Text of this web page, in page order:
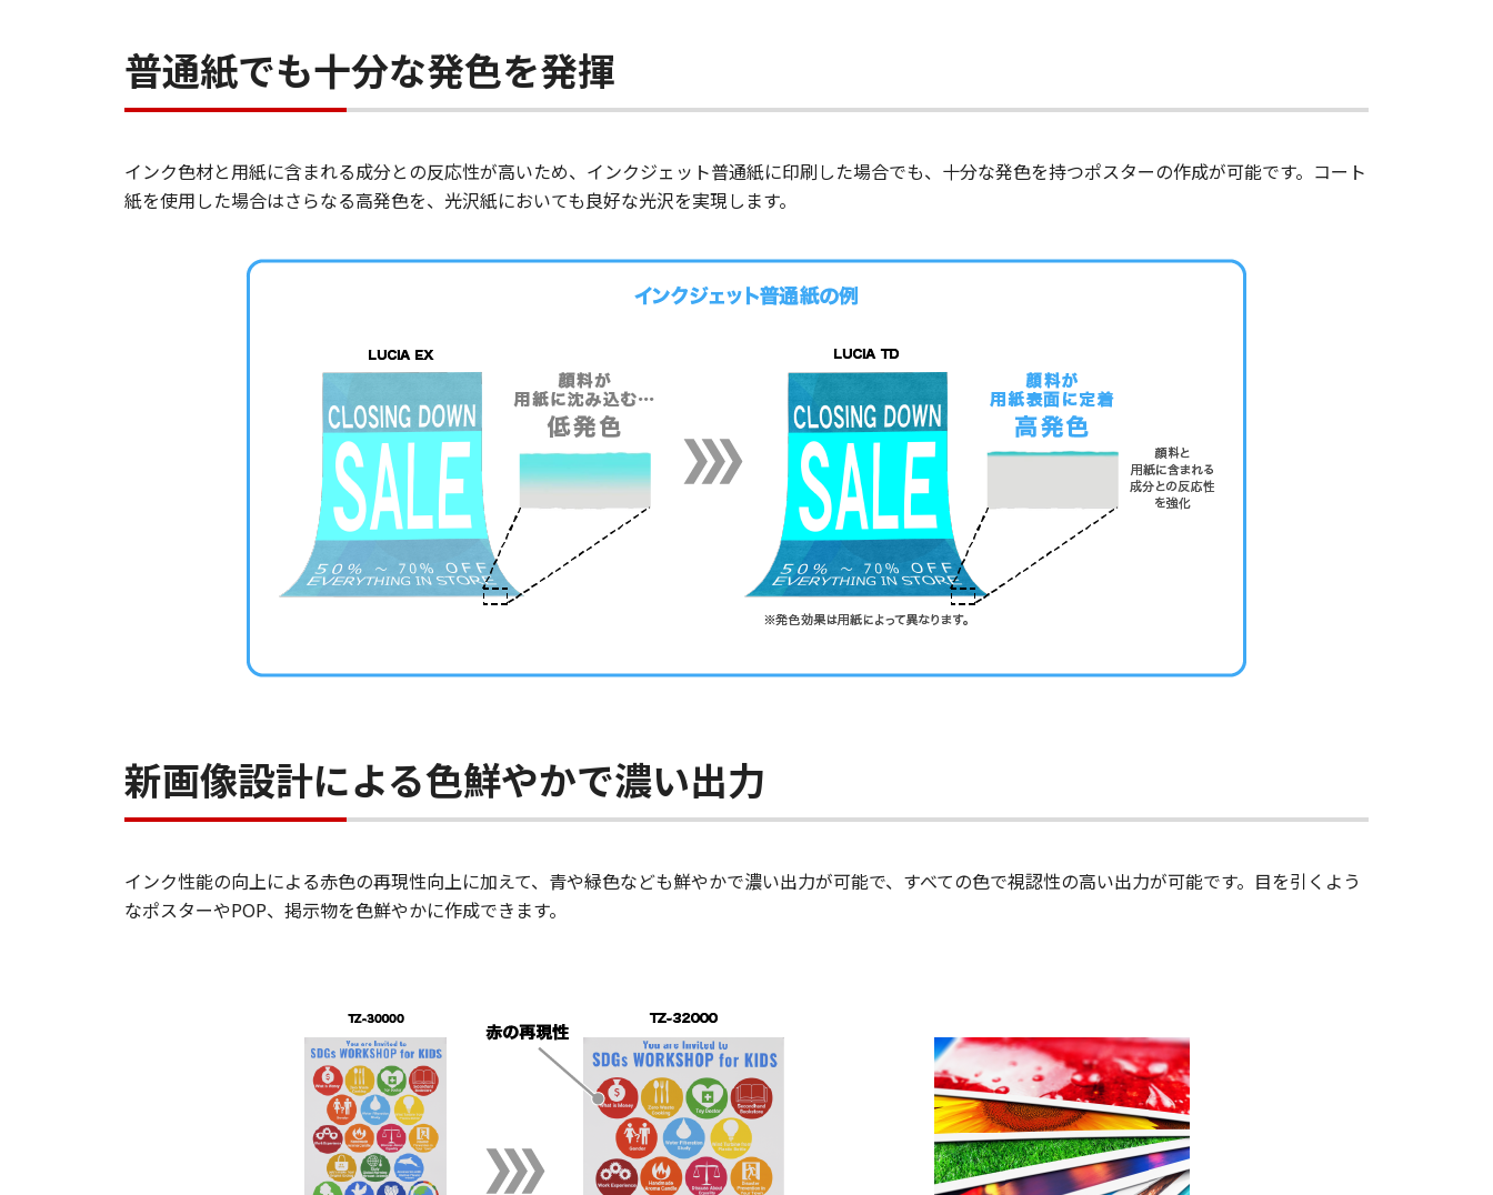
普通紙でも十分な発色を発揮
インク色材と用紙に含まれる成分との反応性が高いため、インクジェット普通紙に印刷した場合でも、十分な発色を持つポスターの作成が可能です。コート
紙を使用した場合はさらなる高発色を、光沢紙においても良好な光沢を実現します。
新画像設計による色鮮やかで濃い出力
インク性能の向上による赤色の再現性向上に加えて、青や緑色なども鮮やかで濃い出力が可能で、すべての色で視認性の高い出力が可能です。目を引くよう
なポスターやPOP、掲示物を色鮮やかに作成できます。